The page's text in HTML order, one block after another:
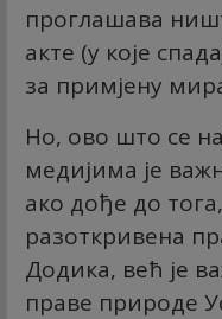
проглашава
акте (у које
за примјену
Но, ово што се
медијима је
ако дође до
разоткривена
Додика, већ је
праве природе